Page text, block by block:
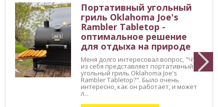
Портативный угольный
гриль Oklahoma Joe's
Rambler Tabletop -
оптимальное решение
для отдыха на природе
Меня долго интересовал вопрос, "Что
из себя представляет портативный
угольный гриль Oklahoma Joe's
Rambler Tabletop?". Было очень
интересно, как он работает, и может
л...